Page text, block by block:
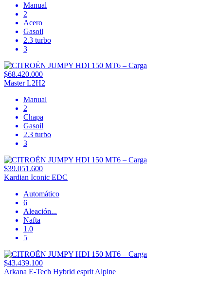
Manual
2
Acero
Gasoil
2.3 turbo
3
$68.420.000
Master L2H2
Manual
2
Chapa
Gasoil
2.3 turbo
3
$39.051.600
Kardian Iconic EDC
Automático
6
Aleación...
Nafta
1.0
5
$43.439.100
Arkana E-Tech Hybrid esprit Alpine